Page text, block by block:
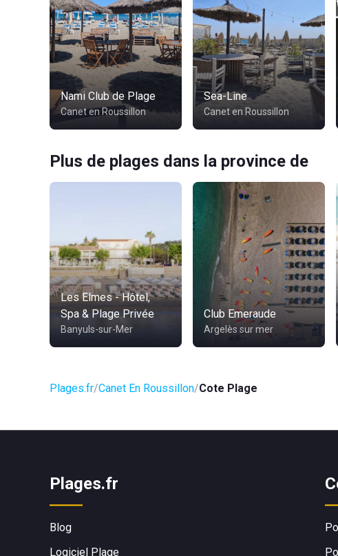
Nami Club de Plage
Canet en Roussillon
Sea-Line
Canet en Roussillon
Plus de plages dans la province de
Les Elmes - Hôtel,
Spa & Plage Privée
Banyuls-sur-Mer
Club Emeraude
Argelès sur mer
Plages.fr Canet En Roussillon Cote Plage
Plages.fr
Blog
Logiciel Plage